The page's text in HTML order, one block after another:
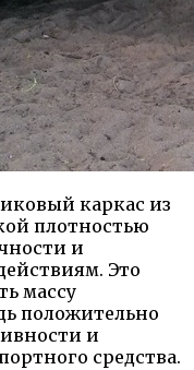
каркас из
плотностью
и
Это
массу
положительно
и
средства.